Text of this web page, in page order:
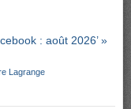
: août 2026’ »
Lagrange